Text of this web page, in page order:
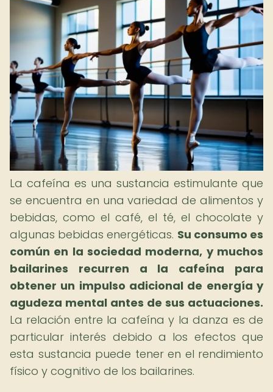
La cafeína es una sustancia estimulante que
se encuentra en una variedad de alimentos y
bebidas, como el café, el té, el chocolate y
algunas bebidas energéticas. Su consumo es
común en la sociedad moderna, y muchos
bailarines recurren a la cafeína para
obtener un impulso adicional de energía y
agudeza mental antes de sus actuaciones.
La relación entre la cafeína y la danza es de
particular interés debido a los efectos que
esta sustancia puede tener en el rendimiento
físico y cognitivo de los bailarines.